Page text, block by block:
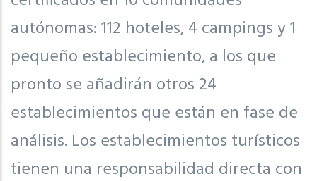
autónomas: 112 hoteles, 4 campings y 1
pequeño establecimiento, a los que
pronto se añadirán otros 24
establecimientos que están en fase de
análisis. Los establecimientos turísticos
tienen una responsabilidad directa con